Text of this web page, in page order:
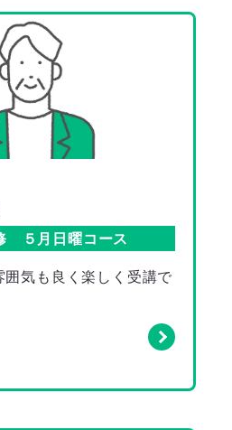
５月日曜コース
気も良く楽しく受講で